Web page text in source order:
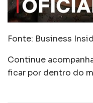
Fonte: Business
Continue
ficar por dentro do